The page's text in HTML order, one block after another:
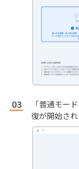
「普通モー
復が開始され